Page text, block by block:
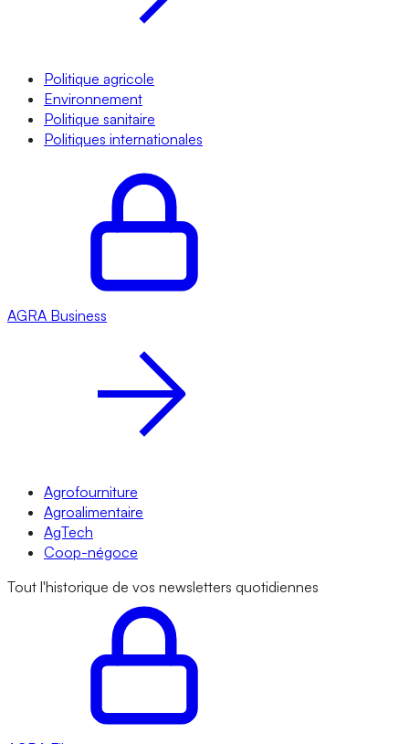
Politique agricole
Environnement
Politique sanitaire
Politiques internationales
AGRA Business
Agrofourniture
Agroalimentaire
AgTech
Coop-négoce
Tout l'historique de vos newsletters quotidiennes